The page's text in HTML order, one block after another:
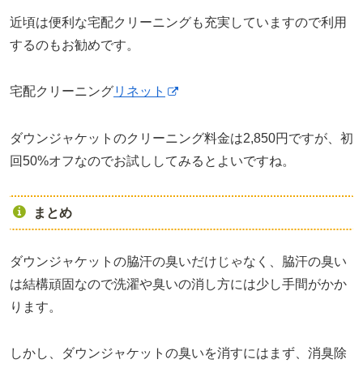
近頃は便利な宅配クリーニングも充実していますので利用
するのもお勧めです。
宅配クリーニングリネット
ダウンジャケットのクリーニング料金は2,850円ですが、初
回50%オフなのでお試ししてみるとよいですね。
まとめ
ダウンジャケットの脇汗の臭いだけじゃなく、脇汗の臭い
は結構頑固なので洗濯や臭いの消し方には少し手間がかか
ります。
しかし、ダウンジャケットの臭いを消すにはまず、消臭除